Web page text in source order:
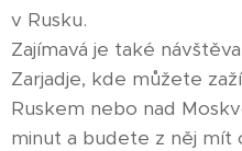
v Rusku.
Zajímavá je také
Zarjadje, kde můžete
Ruskem nebo nad
minut a budete z něj mít